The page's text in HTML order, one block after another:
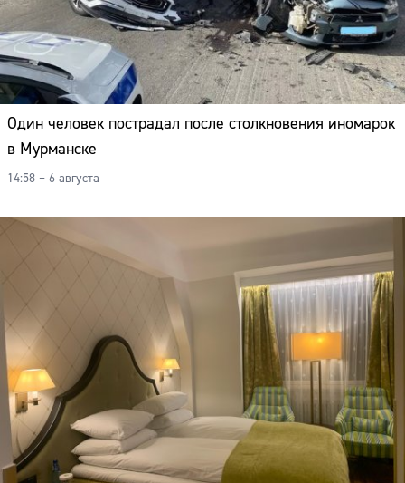
Один человек пострадал после столкновения иномарок
в Мурманске
14:58 – 6 августа